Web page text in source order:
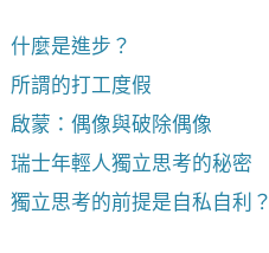
什麼是進步？
所謂的打工度假
啟蒙：偶像與破除偶像
瑞士年輕人獨立思考的秘密
獨立思考的前提是自私自利？